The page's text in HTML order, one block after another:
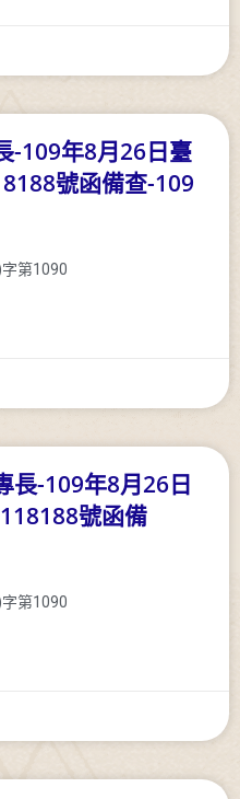
-109年8月26日臺
號函備查-109
第1090
長-109年8月26日
號函備
第1090